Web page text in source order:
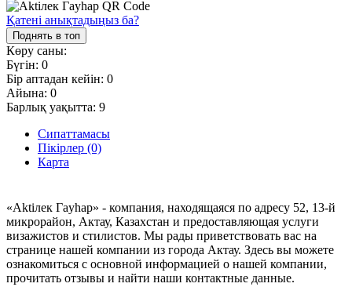
Қатені анықтадыңыз ба?
Поднять в топ
Көру саны:
Бүгін: 0
Бір аптадан кейін: 0
Айына: 0
Барлық уақытта: 9
Сипаттамасы
Пікірлер (0)
Карта
«Aktiлек Гаyhap» - компания, находящаяся по адресу 52, 13-й
микрорайон, Актау, Казахстан и предоставляющая услуги
визажистов и стилистов. Мы рады приветствовать вас на
странице нашей компании из города Актау. Здесь вы можете
ознакомиться с основной информацией о нашей компании,
прочитать отзывы и найти наши контактные данные.